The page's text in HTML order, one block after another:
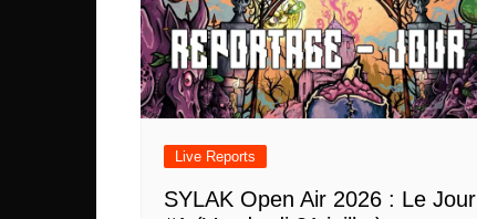
Live Reports
SYLAK Open Air 2026 : Le Jour